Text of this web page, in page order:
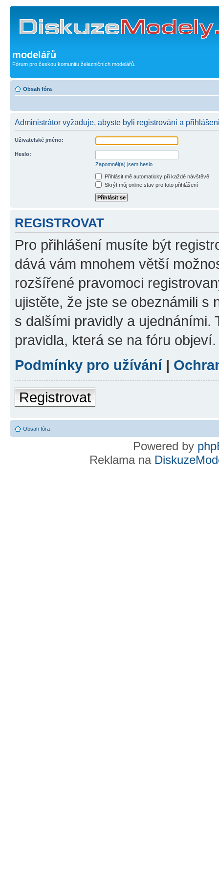
modelářů
Fórum pro českou komunitu železničních modelářů.
Obsah fóra
Administrátor vyžaduje, abyste byli registrováni a
Uživatelské jméno:
Heslo:
Zapomněl(a) jsem heslo
Přihlásit mě automaticky při každé návštěvě
Skrýt můj online stav pro toto přihlášení
REGISTROVAT
Pro přihlášení musíte být
dává vám mnohem větší
rozšířené pravomoci
ujistěte, že jste se obeznámili s
s dalšími pravidly a ujednáními.
pravidla, která se na fóru objeví.
Podmínky pro užívání |
Registrovat
Obsah fóra
Powered by
Reklama na